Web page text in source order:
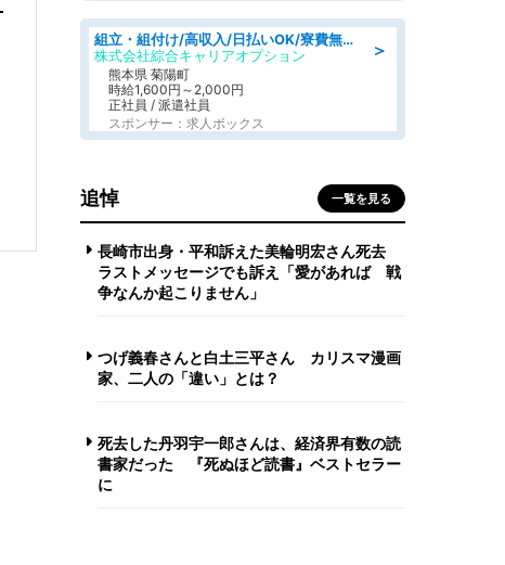
＞
組立・組付け/高収入/日払いOK/寮費無料/交替制/20・30・40代活躍中
株式会社綜合キャリアオプション
熊本県 菊陽町
時給1,600円～2,000円
正社員 / 派遣社員
スポンサー：求人ボックス
追悼 一覧を見る
長崎市出身・平和訴えた美輪明宏さん死去
ラストメッセージでも訴え「愛があれば 戦
争なんか起こりません」
つげ義春さんと白土三平さん カリスマ漫画
家、二人の「違い」とは？
死去した丹羽宇一郎さんは、経済界有数の読
書家だった 『死ぬほど読書』ベストセラー
に